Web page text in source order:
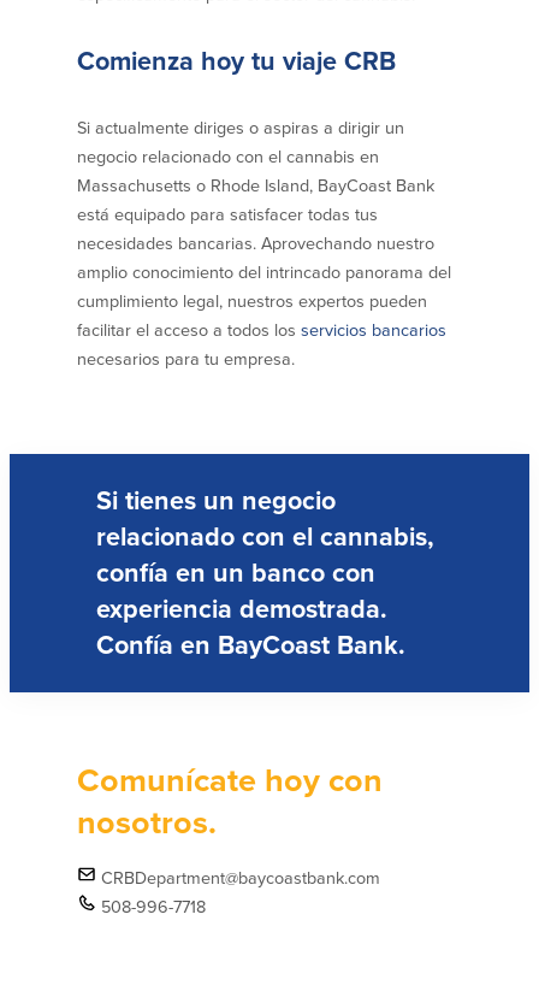
BayCoast Insurance
Sucursales
Buscar
Español
English
Comienza hoy tu viaje CRB
Si actualmente diriges o aspiras a dirigir un
negocio relacionado con el cannabis en
Massachusetts o Rhode Island, BayCoast Bank
está equipado para satisfacer todas tus
necesidades bancarias. Aprovechando nuestro
amplio conocimiento del intrincado panorama del
cumplimiento legal, nuestros expertos pueden
facilitar el acceso a todos los servicios bancarios
necesarios para tu empresa.
Si tienes un negocio
relacionado con el cannabis,
confía en un banco con
experiencia demostrada.
Confía en BayCoast Bank.
Comunícate hoy con
nosotros.
CRBDepartment@baycoastbank.com
508-996-7718